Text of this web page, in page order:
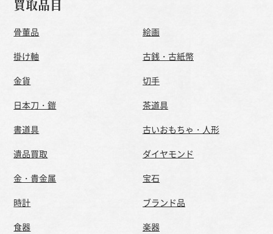
買取品目
骨董品
絵画
掛け軸
古銭・古紙幣
金貨
切手
日本刀・鎧
茶道具
書道具
古いおもちゃ・人形
遺品買取
ダイヤモンド
金・貴金属
宝石
時計
ブランド品
食器
楽器